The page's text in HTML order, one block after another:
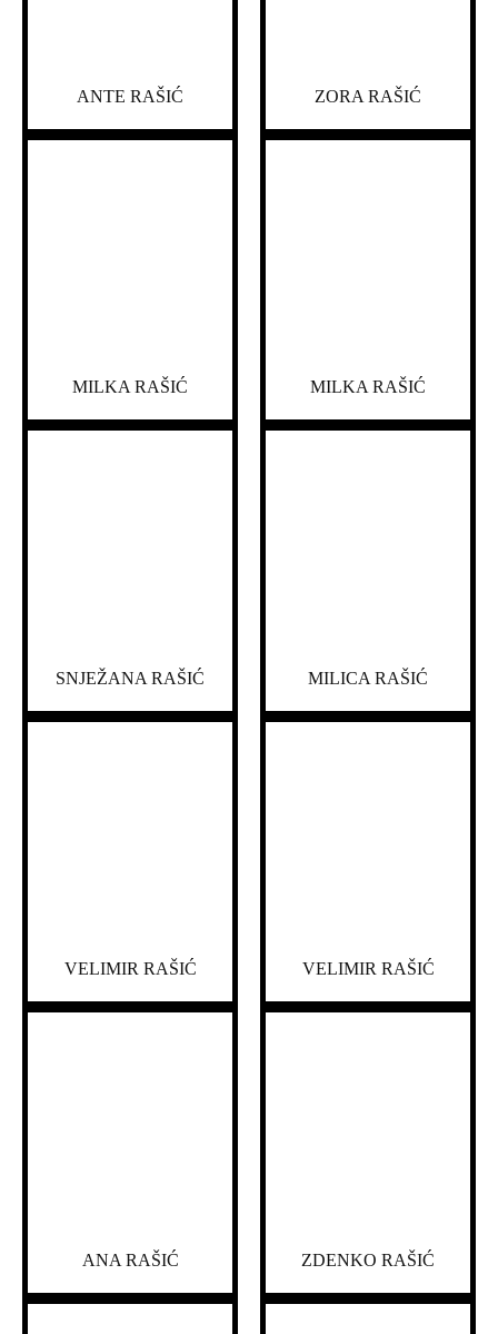
ANTE RAŠIĆ ZORA RAŠIĆ
MILKA RAŠIĆ MILKA RAŠIĆ
SNJEŽANA RAŠIĆ MILICA RAŠIĆ
VELIMIR RAŠIĆ VELIMIR RAŠIĆ
ANA RAŠIĆ ZDENKO RAŠIĆ